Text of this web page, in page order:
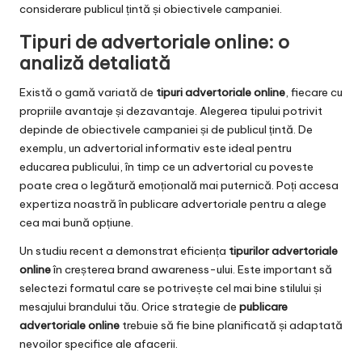
considerare publicul țintă și obiectivele campaniei.
Tipuri de advertoriale online: o
analiză detaliată
Există o gamă variată de tipuri advertoriale online, fiecare cu
propriile avantaje și dezavantaje. Alegerea tipului potrivit
depinde de obiectivele campaniei și de publicul țintă. De
exemplu, un advertorial informativ este ideal pentru
educarea publicului, în timp ce un advertorial cu poveste
poate crea o legătură emoțională mai puternică. Poți accesa
expertiza noastră în publicare advertoriale pentru a alege
cea mai bună opțiune.
Un studiu recent a demonstrat eficiența tipurilor advertoriale
onlineîn creșterea brand awareness-ului. Este important să
selectezi formatul care se potrivește cel mai bine stilului și
mesajului brandului tău. Orice strategie de publicare
advertoriale online trebuie să fie bine planificată și adaptată
nevoilor specifice ale afacerii.